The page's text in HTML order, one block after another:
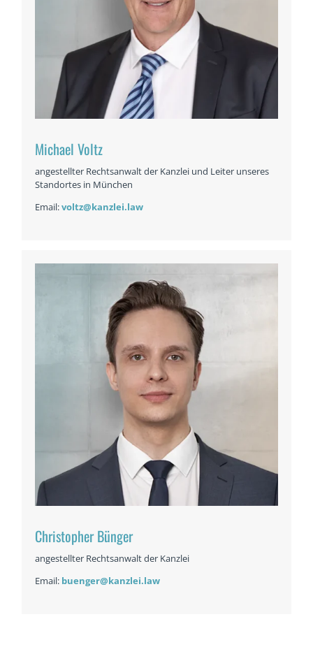
Michael Voltz
angestellter Rechtsanwalt der Kanzlei und Leiter unseres
Standortes in München
Email:voltz@kanzlei.law
Christopher Bünger
angestellter Rechtsanwalt der Kanzlei
Email: buenger@kanzlei.law